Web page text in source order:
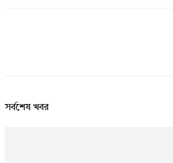
সর্বশেষ খবর